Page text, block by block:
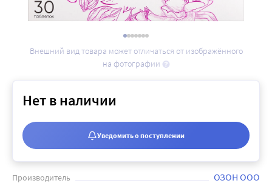
Внешний вид товара может отличаться от изображённого
на фотографии
Производитель ОЗОН ООО
Нет в наличии
Уведомить о поступлении